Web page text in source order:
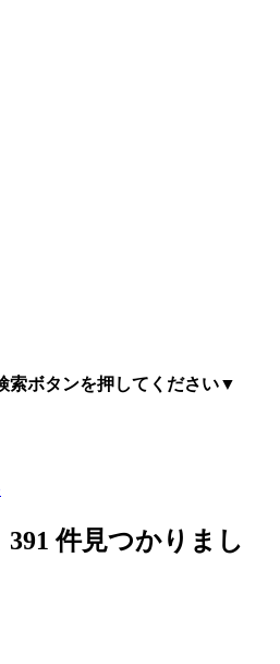
索ボタンを押してください▼
391 件見つかりまし